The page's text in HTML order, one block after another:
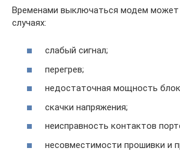
Временами выключаться модем
случаях:
слабый сигнал;
перегрев;
недостаточная мощность
скачки напряжения;
неисправность контактов
несовместимости прошивки и